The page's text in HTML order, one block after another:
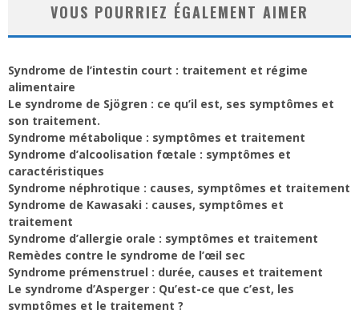
VOUS POURRIEZ ÉGALEMENT AIMER
Syndrome de l’intestin court : traitement et régime
alimentaire
Le syndrome de Sjögren : ce qu’il est, ses symptômes et
son traitement.
Syndrome métabolique : symptômes et traitement
Syndrome d’alcoolisation fœtale : symptômes et
caractéristiques
Syndrome néphrotique : causes, symptômes et traitement
Syndrome de Kawasaki : causes, symptômes et
traitement
Syndrome d’allergie orale : symptômes et traitement
Remèdes contre le syndrome de l’œil sec
Syndrome prémenstruel : durée, causes et traitement
Le syndrome d’Asperger : Qu’est-ce que c’est, les
symptômes et le traitement ?